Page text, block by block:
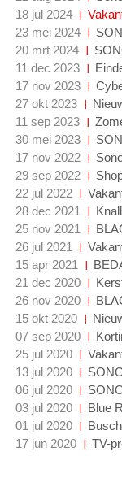
18 jul 2024
23 mei 2024
20 mrt 2024
11 dec 2023
17 nov 2023
27 okt 2023
11 sep 2023
30 mei 2023
17 nov 2022
29 sep 2022
22 jul 2022
28 dec 2021
25 nov 2021
26 jul 2021
15 apr 2021
21 dec 2020
26 nov 2020
15 okt 2020
07 sep 2020
25 jul 2020
13 jul 2020
06 jul 2020
03 jul 2020
Blue
01 jul 2020
17 jun 2020
TV-